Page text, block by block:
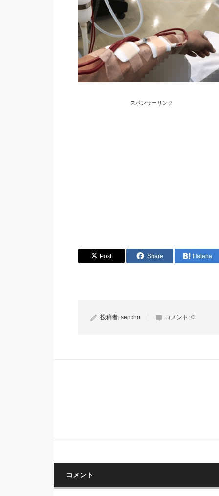
スポンサーリンク
Post Share Hatena
投稿者: sencho コメント: 0
コメント